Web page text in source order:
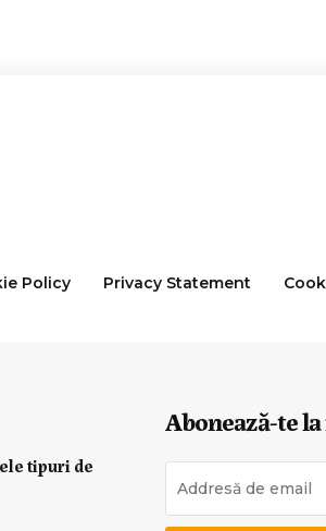
Policy Privacy Statement
tipuri de
Abonează-te